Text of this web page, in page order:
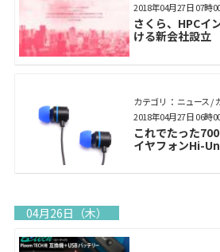
さくら、HPCイ
ける新会社設立
2018年04月27日 07時
カテゴリ： ニュース /
これでたった
イヤフォンHi-
2018年04月27日 06時
04月26日（木）